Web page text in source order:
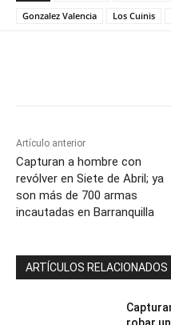
Gonzalez Valencia
Los Cuinis
Artículo anterior
Capturan a hombre con
revólver en Siete de Abril; ya
son más de 700 armas
incautadas en Barranquilla
ARTÍCULOS RELACIONADOS
robar